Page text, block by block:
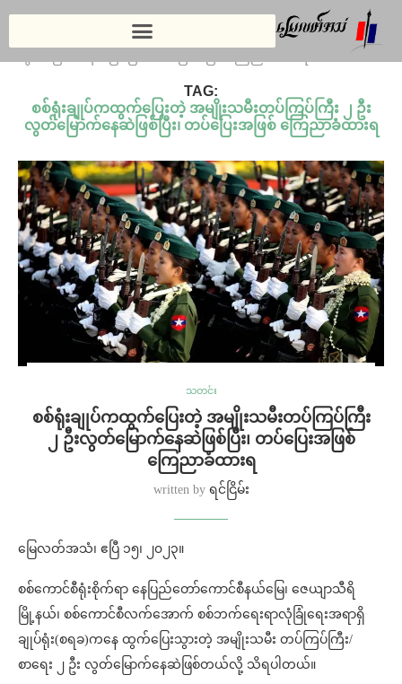
စစ်ရုံးချုပ်ကထွက်ပြေးတဲ့ အမျိုးသမီးတပ်ကြပ်ကြီး ၂ ဦး
TAG:
စစ်ရုံးချုပ်ကထွက်ပြေးတဲ့ အမျိုးသမီးတပ်ကြပ်ကြီး ၂ ဦး
လွတ်မြောက်နေဆဲဖြစ်ပြီး၊ တပ်ပြေးအဖြစ် ကြေညာခံထားရ
သတင်း
စစ်ရုံးချုပ်ကထွက်ပြေးတဲ့ အမျိုးသမီးတပ်ကြပ်ကြီး
၂ ဦးလွတ်မြောက်နေဆဲဖြစ်ပြီး၊ တပ်ပြေးအဖြစ်
ကြေညာခံထားရ
written by ရင်ငြိမ်း
မြေလတ်အသံ၊ ဧပြီ ၁၅၊ ၂၀၂၃။
စစ်ကောင်စီရုံးစိုက်ရာ နေပြည်တော်ကောင်စီနယ်မြေ၊ ဇေယျာသီရိ
မြို့နယ်၊ စစ်ကောင်စီလက်အောက် စစ်ဘက်ရေးရာလုံခြုံရေးအရာရှိ
ချုပ်ရုံး(စရခ)ကနေ ထွက်ပြေးသွားတဲ့ အမျိုးသမီး တပ်ကြပ်ကြီး/
စာရေး ၂ ဦး လွတ်မြောက်နေဆဲဖြစ်တယ်လို့ သိရပါတယ်။